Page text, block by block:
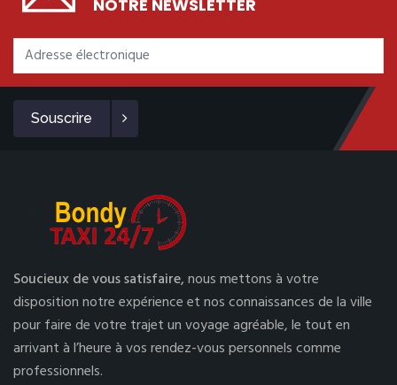
NOTRE NEWSLETTER
Souscrire
Soucieux de vous satisfaire,nous mettons à votre
disposition notre expérience et nos connaissances de la ville
pour faire de votre trajet un voyage agréable, le tout en
arrivant à l’heure à vos rendez-vous personnels comme
professionnels.